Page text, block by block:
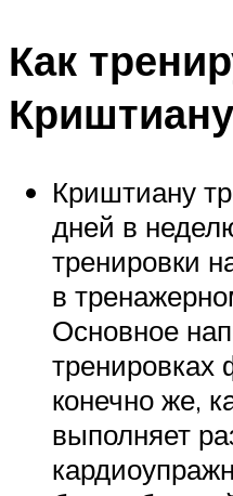
Как
Криштиану
дней в
тренировки
в
Основное
тренировках
конечно же,
выполняет